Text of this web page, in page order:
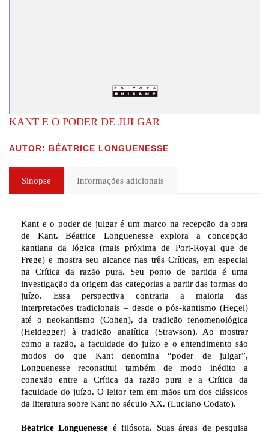
KANT E O PODER DE JULGAR
AUTOR: BÉATRICE LONGUENESSE
Sinopse Informações adicionais
Kant e o poder de julgar é um marco na recepção da obra
de Kant. Béatrice Longuenesse explora a concepção
kantiana da lógica (mais próxima de Port-Royal que de
Frege) e mostra seu alcance nas três Críticas, em especial
na Crítica da razão pura. Seu ponto de partida é uma
investigação da origem das categorias a partir das formas do
juízo. Essa perspectiva contraria a maioria das
interpretações tradicionais – desde o pós-kantismo (Hegel)
até o neokantismo (Cohen), da tradição fenomenológica
(Heidegger) à tradição analítica (Strawson). Ao mostrar
como a razão, a faculdade do juízo e o entendimento são
modos do que Kant denomina “poder de julgar”,
Longuenesse reconstitui também de modo inédito a
conexão entre a Crítica da razão pura e a Crítica da
faculdade do juízo. O leitor tem em mãos um dos clássicos
da literatura sobre Kant no século XX. (Luciano Codato).
Béatrice Longuenesse é filósofa. Suas áreas de pesquisa